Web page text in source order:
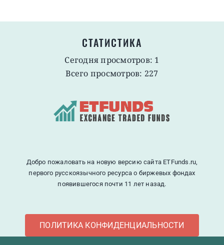
СТАТИСТИКА
Сегодня просмотров: 1
Всего просмотров: 227
Добро пожаловать на новую версию сайта ETFunds.ru,
первого русскоязычного ресурса о биржевых фондах
появившегося почти 11 лет назад.
ПОЛИТИКА КОНФИДЕНЦИАЛЬНОСТИ